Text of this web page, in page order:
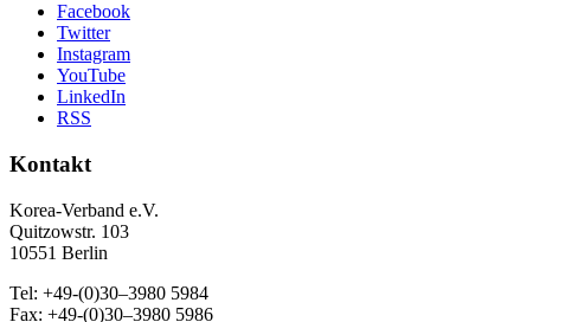
Facebook
Twitter
Instagram
YouTube
LinkedIn
RSS
Kontakt
Korea-Ver­band e.V.
Quitzowstr. 103
10551 Berlin
Tel: +49-(0)30–3980 5984
Fax: +49-(0)30–3980 5986